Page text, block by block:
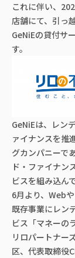
これに伴い、
店舗にて、引っ
GeNiEの貸付サ
す。
GeNiEは、レン
ァイナンスを推
グカンパニーで
ド・ファイナン
ビスを組み込ん
6月より、Web
既存事業にレン
ビス「マネーの
リロパートナー
区、代表取締役